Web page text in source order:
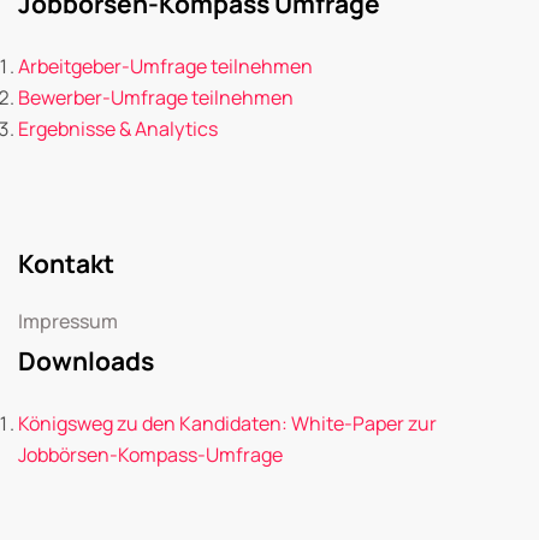
Arbeitgeber-Umfrage teilnehmen
Bewerber-Umfrage teilnehmen
Ergebnisse & Analytics
Kontakt
Impressum
Downloads
Königsweg zu den Kandidaten: White-Paper zur
Jobbörsen-Kompass-Umfrage